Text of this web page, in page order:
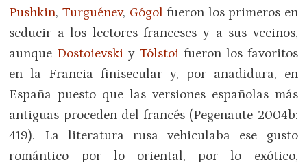
Pushkin, Turguénev, Gógol fueron los primeros en
seducir a los lectores franceses y a sus vecinos,
aunque Dostoievski y Tólstoi fueron los favoritos
en la Francia finisecular y, por añadidura, en
España puesto que las versiones españolas más
antiguas proceden del francés (Pegenaute 2004b:
419). La literatura rusa vehiculaba ese gusto
romántico por lo oriental, por lo exótico,